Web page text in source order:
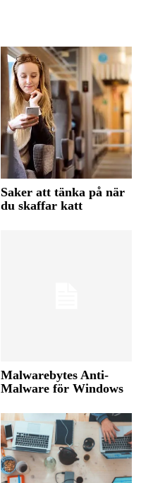
Saker att tänka på när
du skaffar katt
Malwarebytes Anti-
Malware för Windows